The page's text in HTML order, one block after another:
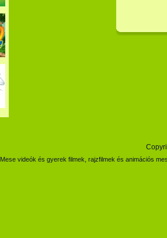
Mese videók és gyerek filmek, rajzfilmek és animációs